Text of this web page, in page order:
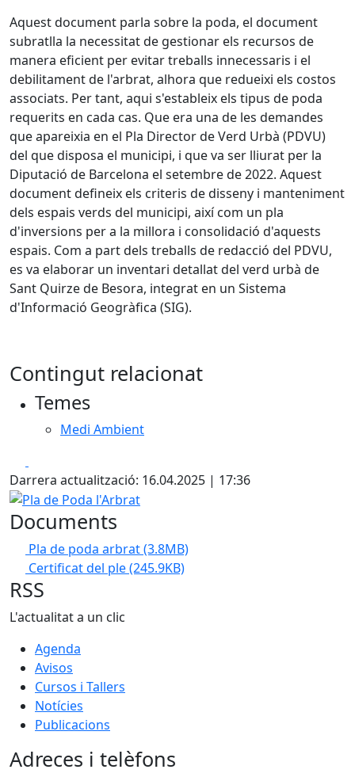
Aquest document parla sobre la poda, el document
subratlla la necessitat de gestionar els recursos de
manera eficient per evitar treballs innecessaris i el
debilitament de l'arbrat, alhora que redueixi els costos
associats. Per tant, aqui s'estableix els tipus de poda
requerits en cada cas. Que era una de les demandes
que apareixia en el Pla Director de Verd Urbà (PDVU)
del que disposa el municipi, i que va ser lliurat per la
Diputació de Barcelona el setembre de 2022. Aquest
document defineix els criteris de disseny i manteniment
dels espais verds del municipi, així com un pla
d'inversions per a la millora i consolidació d'aquests
espais. Com a part dels treballs de redacció del PDVU,
es va elaborar un inventari detallat del verd urbà de
Sant Quirze de Besora, integrat en un Sistema
d'Informació Geogràfica (SIG).
Contingut relacionat
Temes
Medi Ambient
Darrera actualització: 16.04.2025 | 17:36
Pla de Poda l'Arbrat
Documents
Pla de poda arbrat(3.8MB)
Certificat del ple(245.9KB)
RSS
L'actualitat a un clic
Agenda
Avisos
Cursos i Tallers
Notícies
Publicacions
Adreces i telèfons